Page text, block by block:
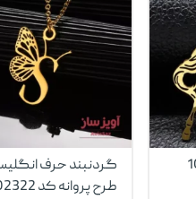
طرح پروانه کد 102322